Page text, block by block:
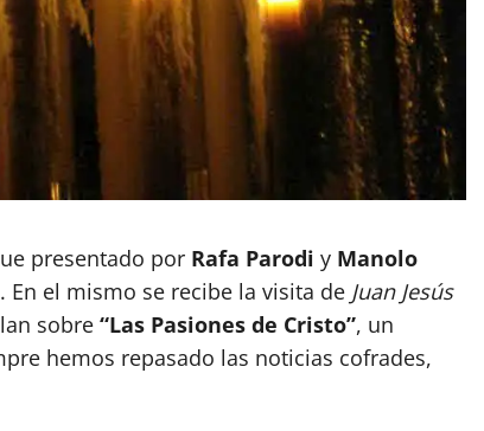
presentado por Rafa Parodi y Manolo
. En el mismo se recibe la visita de Juan Jesús
sobre “Las Pasiones de Cristo”, un
hemos repasado las noticias cofrades,